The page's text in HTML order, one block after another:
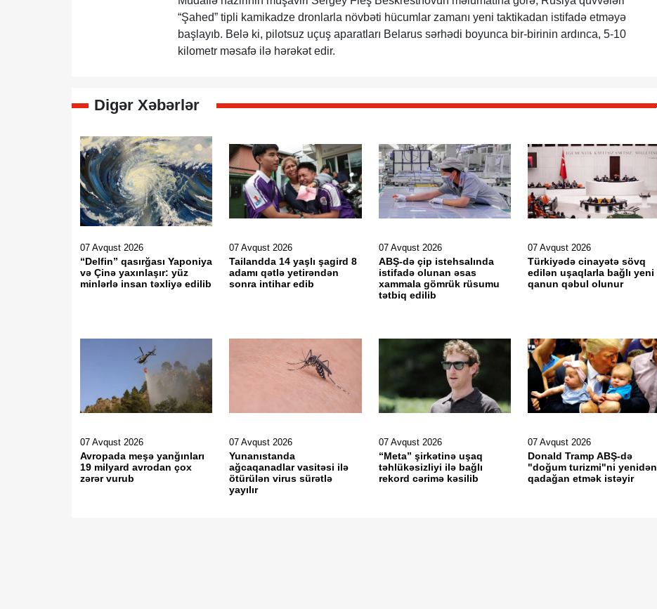
“Şahed” tipli kamikadze dronlarla növbəti hücumlar zamanı yeni taktikadan istifadə etməyə
başlayıb. Belə ki, pilotsuz uçuş aparatları Belarus sərhədi boyunca bir-birinin ardınca, 5-10
kilometr məsafə ilə hərəkət edir.
Digər Xəbərlər
07 Avqust 2026
“Delfin” qasırğası Yaponiya
və Çinə yaxınlaşır: yüz
minlərlə insan təxliyə edilib
07 Avqust 2026
Tailandda 14 yaşlı şagird 8
adamı qətlə yetirəndən
sonra intihar edib
07 Avqust 2026
ABŞ-də çip istehsalında
istifadə olunan əsas
xammala gömrük rüsumu
tətbiq edilib
07 Avqust 2026
Türkiyədə cinayətə sövq
edilən uşaqlarla bağlı yeni
qanun qəbul olunur
07 Avqust 2026
Avropada meşə yanğınları
19 milyard avrodan çox
zərər vurub
07 Avqust 2026
Yunanıstanda
ağcaqanadlar vasitəsi ilə
ötürülən virus sürətlə
yayılır
07 Avqust 2026
“Meta” şirkətinə uşaq
təhlükəsizliyi ilə bağlı
rekord cərimə kəsilib
07 Avqust 2026
Donald Tramp ABŞ-də
"doğum turizmi"ni yenidən
qadağan etmək istəyir